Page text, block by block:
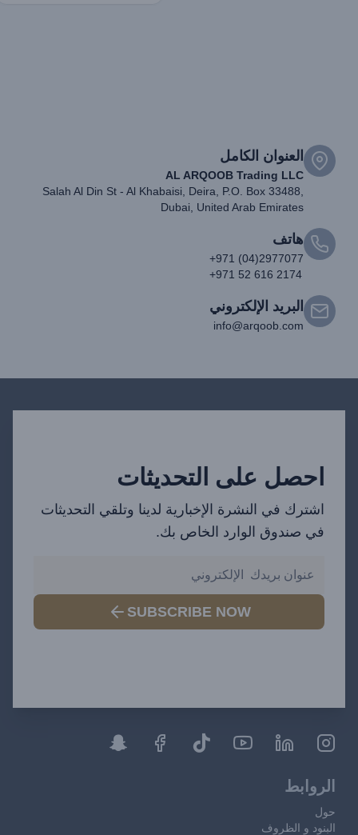
العنوان الكامل
AL ARQOOB Trading LLC
Salah Al Din St - Al Khabaisi, Deira, P.O. Box 33488,
Dubai, United Arab Emirates
هاتف
+971 (04)2977077
+971 52 616 2174
البريد الإلكتروني
info@arqoob.com
احصل على التحديثات
اشترك في النشرة الإخبارية لدينا وتلقي التحديثات
في صندوق الوارد الخاص بك.
SUBSCRIBE NOW
الروابط
حول
البنود و الظروف